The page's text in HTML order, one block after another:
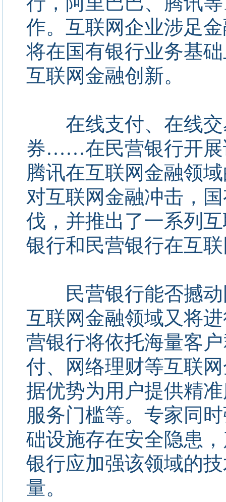
作。互联网企业涉足
将在国有银行业务基
互联网金融创新。
在线支付、在线交
券……在民营银行开展
腾讯在互联网金融领
对互联网金融冲击，
伐，并推出了一系列
银行和民营银行在互
民营银行能否撼动
互联网金融领域又将
营银行将依托海量客
付、网络理财等互联
据优势为用户提供精
服务门槛等。专家同
础设施存在安全隐患
银行应加强该领域的
量。